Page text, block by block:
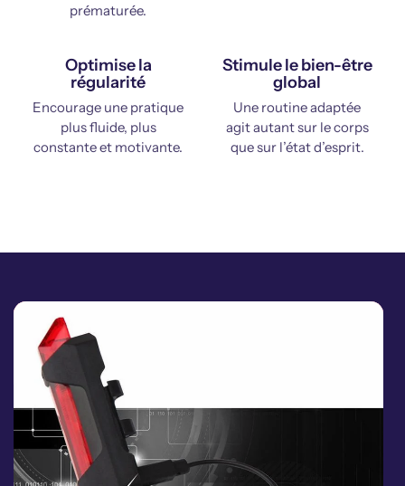
prématurée.
Optimise la
régularité
Encourage une pratique
plus fluide, plus
constante et motivante.
Stimule le bien-être
global
Une routine adaptée
agit autant sur le corps
que sur l’état d’esprit.